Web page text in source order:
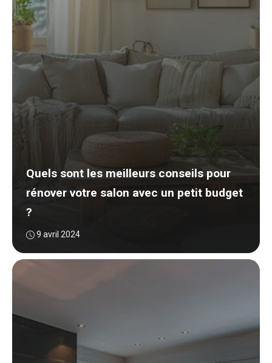
Quels sont les meilleurs conseils pour
rénover votre salon avec un petit budget
?
9 avril 2024